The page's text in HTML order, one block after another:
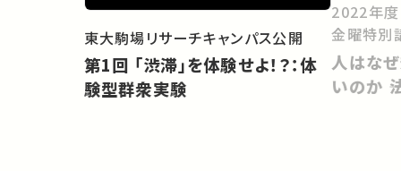
東大駒場リサーチキャンパス公開
第1回 「渋滞」を体験せよ！？：体
験型群衆実験
2022年度
金曜特別
人はな
いのか